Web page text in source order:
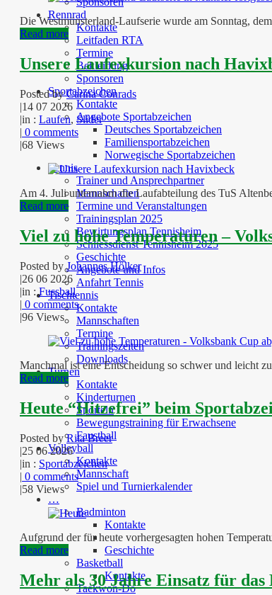
Rennrad
Kontakte
Leitfaden RTA
Termine
Bekleidung
Sponsoren
Sportabzeichen
Kontakte
Angebote Sportabzeichen
Deutsches Sportabzeichen
Familiensportabzeichen
Norwegische Sportabzeichen
Tennis
Trainer und Ansprechpartner
Mannschaften
Termine und Veranstaltungen
Trainingsplan 2025
Bewirtungsplan Tennisheim
Schliessdienst Tennisheim 2025
Geschichte
Angebote und Infos
Anfahrt Tennis
Tischtennis
Kontakte
Mannschaften
Termine
Trainingszeiten
Downloads
Turnen
Kontakte
Kinderturnen
Sporteln
Bewegungstraining für Erwachsene
Faustball
Volleyball
Kontakte
Mannschaft
Spiel und Turnierkalender
…
Badminton
Kontakte
Geschichte
Basketball
Kontakte
Taekwon-Do
Die Westmünsterland-Laufserie wurde am Sonntag,
Read more
Unsere Laufexkursion nach
Posted byCarina Conrads
|14 07 2026
|in : Laufen, Slider
| 0 comments
|68 Views
Am 4. Juli unternahm die Laufabteilung des TuS
Read more
Viel zu hohe Temperaturen –
Posted byJohannes Hölker
|26 06 2026
|in :Fussball
| 0 comments
|96 Views
Manchmal ist eine Entscheidung so schwer und leicht
Read more
Heute “Hitzefrei” beim
Posted byRita Breer
|25 06 2026
|in : Sportabzeichen
| 0 comments
|58 Views
Aufgrund der für heute vorhergesagten hohen
Read more
Mehr als 30 Jahre Einsatz für das